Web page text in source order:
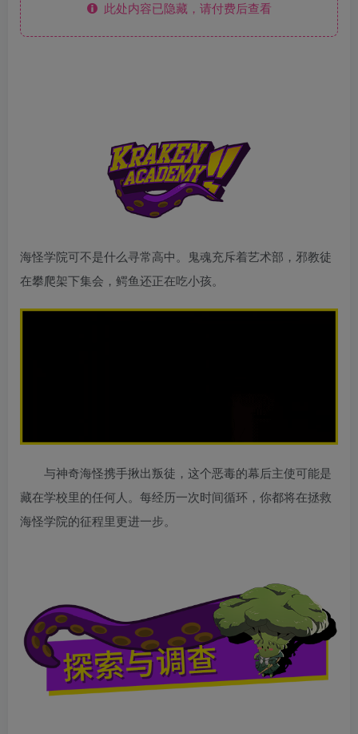
此处内容已隐藏，请付费后查看
海怪学院可不是什么寻常高中。鬼魂充斥着艺术部，邪教徒
在攀爬架下集会，鳄鱼还正在吃小孩。
与神奇海怪携手揪出叛徒，这个恶毒的幕后主使可能是
藏在学校里的任何人。每经历一次时间循环，你都将在拯救
海怪学院的征程里更进一步。